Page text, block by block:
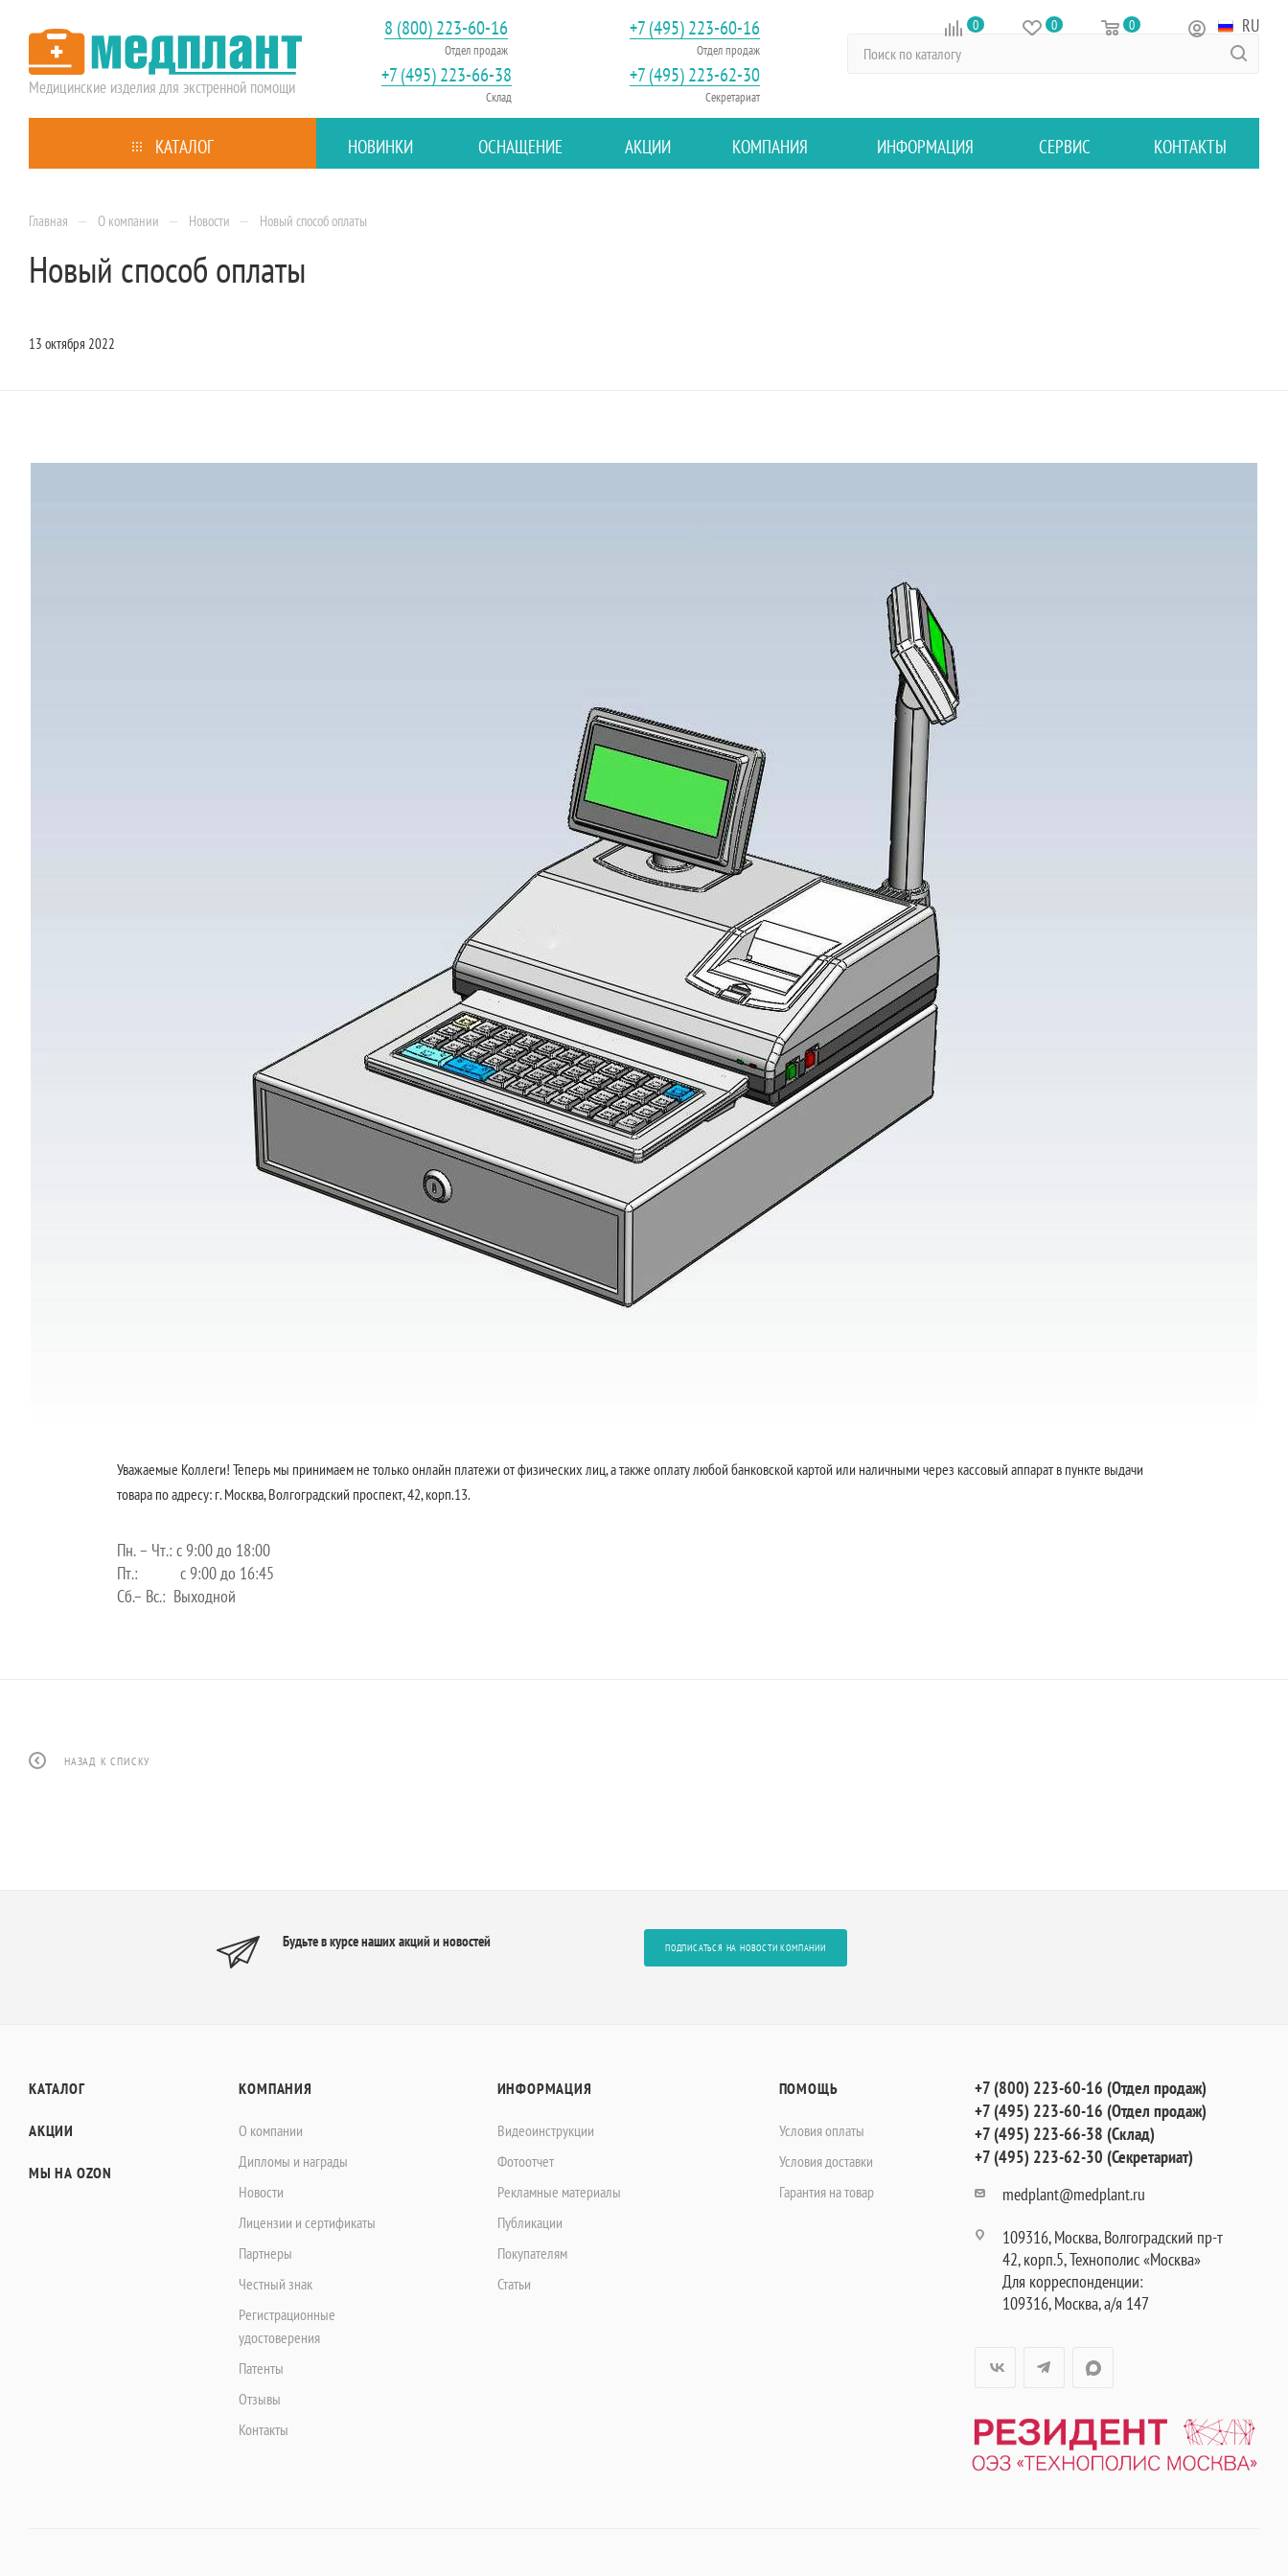
Медицинские изделиядля экстренной помощи
8 (800) 223-60-16
Отдел продаж
+7 (495) 223-60-16
Отдел продаж
+7 (495) 223-66-38
Склад
+7 (495) 223-62-30
Секретариат
0 0 0 RU
КАТАЛОГ НОВИНКИ ОСНАЩЕНИЕ АКЦИИ КОМПАНИЯ ИНФОРМАЦИЯ СЕРВИС КОНТАКТЫ
Главная — О компании — Новости — Новый способ оплаты
Новый способ оплаты
13 октября 2022
Уважаемые Коллеги! Теперь мы принимаем не только онлайн платежи от физических лиц, а также оплату любой банковской картой или наличными через кассовый аппарат в пункте выдачи
товара по адресу: г. Москва, Волгоградский проспект, 42, корп.13.
Пн. – Чт.: с 9:00 до 18:00
Пт.: с 9:00 до 16:45
Сб.– Вс.: Выходной
НАЗАД К СПИСКУ
Будьте в курсе наших акций и новостей ПОДПИСАТЬСЯ НА НОВОСТИ КОМПАНИИ
КАТАЛОГ
АКЦИИ
МЫ НА OZON
КОМПАНИЯ
О компании
Дипломы и награды
Новости
Лицензии и сертификаты
Партнеры
Честный знак
Регистрационные
удостоверения
Патенты
Отзывы
Контакты
ИНФОРМАЦИЯ
Видеоинструкции
Фотоотчет
Рекламные материалы
Публикации
Покупателям
Статьи
ПОМОЩЬ
Условия оплаты
Условия доставки
Гарантия на товар
+7 (800) 223-60-16 (Отдел продаж)
+7 (495) 223-60-16 (Отдел продаж)
+7 (495) 223-66-38 (Склад)
+7 (495) 223-62-30 (Секретариат)
medplant@medplant.ru
109316, Москва, Волгоградский пр-т
42, корп.5, Технополис «Москва»
Для корреспонденции:
109316, Москва, а/я 147